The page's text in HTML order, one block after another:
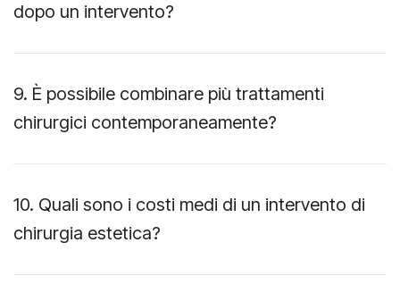
dopo un intervento?
9. È possibile combinare più trattamenti
chirurgici contemporaneamente?
10. Quali sono i costi medi di un intervento di
chirurgia estetica?